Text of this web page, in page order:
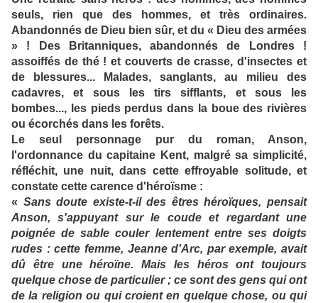
seuls, rien que des hommes, et très ordinaires.
Abandonnés de Dieu bien sûr, et du « Dieu des armées
» ! Des Britanniques, abandonnés de Londres !
assoiffés de thé ! et couverts de crasse, d'insectes et
de blessures... Malades, sanglants, au milieu des
cadavres, et sous les tirs sifflants, et sous les
bombes..., les pieds perdus dans la boue des rivières
ou écorchés dans les forêts.
Le seul personnage pur du roman, Anson,
l'ordonnance du capitaine Kent, malgré sa simplicité,
réfléchit, une nuit, dans cette effroyable solitude, et
constate cette carence d'héroïsme :
« Sans doute existe-t-il des êtres héroïques, pensait
Anson, s'appuyant sur le coude et regardant une
poignée de sable couler lentement entre ses doigts
rudes : cette femme, Jeanne d'Arc, par exemple, avait
dû être une héroïne. Mais les héros ont toujours
quelque chose de particulier ; ce sont des gens qui ont
de la religion ou qui croient en quelque chose, ou qui